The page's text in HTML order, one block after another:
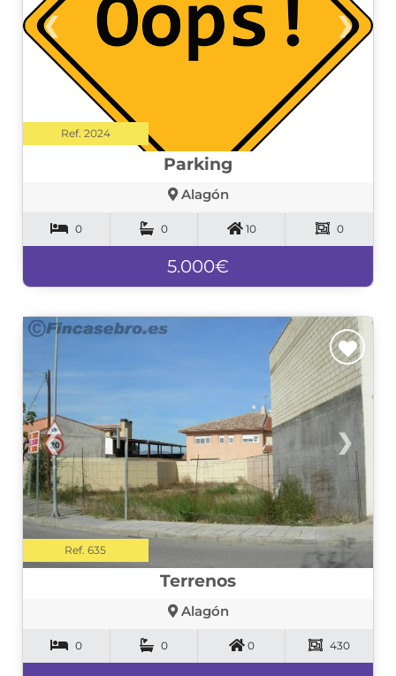
❮ ❯
Ref. 2024
Parking
Alagón
0 0 10 0
5.000€
❮ ❯
Ref. 635
Terrenos
Alagón
0 0 0 430